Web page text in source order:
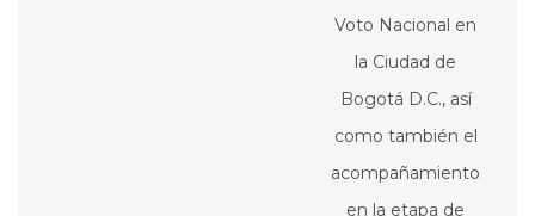
Voto Nacional en
la Ciudad de
Bogotá D.C., así
como también el
acompañamiento
en la etapa de